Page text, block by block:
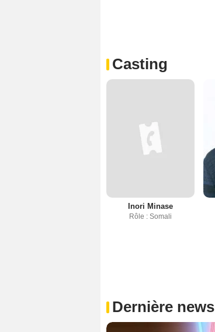
Casting
Inori Minase
Rôle : Somali
Dernière news